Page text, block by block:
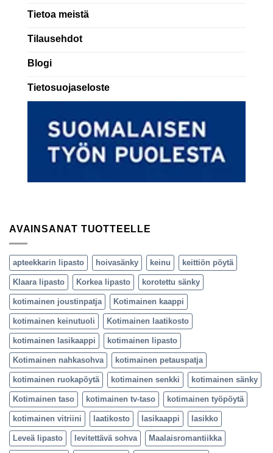
Tietoa meistä
Tilausehdot
Blogi
Tietosuojaseloste
AVAINSANAT TUOTTEELLE
apteekkarin lipasto hoivasänky keinu keittiön pöytä
Klaara lipasto Korkea lipasto korotettu sänky
kotimainen joustinpatja Kotimainen kaappi
kotimainen keinutuoli Kotimainen laatikosto
kotimainen lasikaappi kotimainen lipasto
Kotimainen nahkasohva kotimainen petauspatja
kotimainen ruokapöytä kotimainen senkki kotimainen sänky
Kotimainen taso kotimainen tv-taso kotimainen työpöytä
kotimainen vitriini laatikosto lasikaappi lasikko
Leveä lipasto levitettävä sohva Maalaisromantiikka